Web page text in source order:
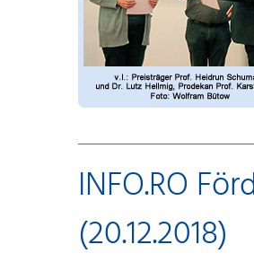
INFO.RO
(20.12.2018)